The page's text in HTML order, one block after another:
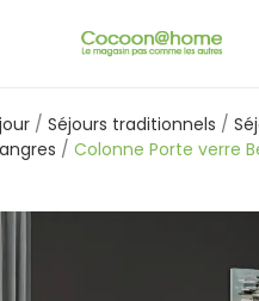
Séjours traditionnels
Colonne Porte verre